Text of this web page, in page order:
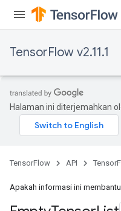
TensorFlow v2.11.1
Halaman ini diterjemahkan
TensorFlow API
Apakah informasi ini